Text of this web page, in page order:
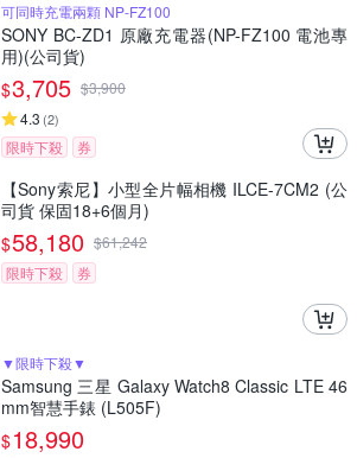
可同時充電兩顆 NP-FZ100
SONY BC-ZD1 原廠充電器(NP-FZ100 電池專
用)(公司貨)
$3,705 $3,900
4.3 (2)
限時下殺 券
【Sony索尼】小型全片幅相機 ILCE-7CM2 (公
司貨 保固18+6個月)
$58,180 $61,242
限時下殺
券
▼限時下殺▼
Samsung 三星 Galaxy Watch8 Classic LTE 46
mm智慧手錶 (L505F)
$18,990